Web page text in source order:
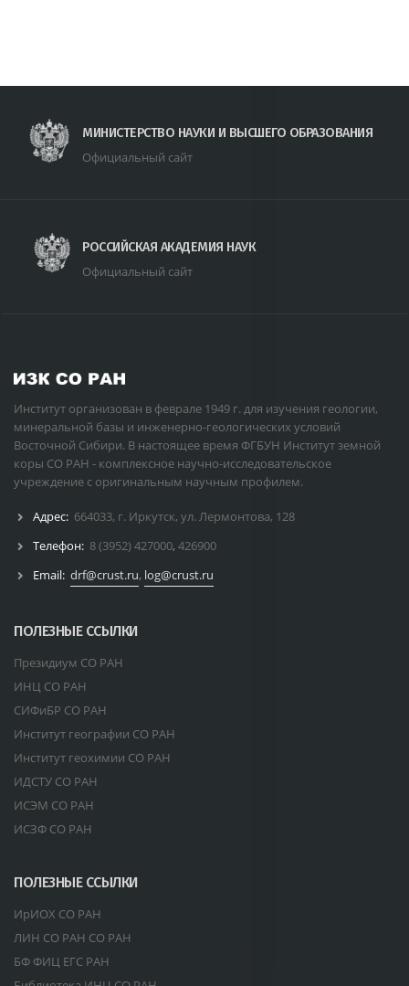
МИНИСТЕРСТВО НАУКИ И ВЫСШЕГО ОБРАЗОВАНИЯ
Официальный сайт
РОССИЙСКАЯ АКАДЕМИЯ НАУК
Официальный сайт
Институт организован в феврале 1949 г. для изучения геологии,
минеральной базы и инженерно-геологических условий
Восточной Сибири. В настоящее время ФГБУН Институт земной
коры СО РАН - комплексное научно-исследовательское
учреждение с оригинальным научным профилем.
Адрес: 664033, г. Иркутск, ул. Лермонтова, 128
Телефон: 8 (3952) 427000, 426900
Email: drf@crust.ru, log@crust.ru
ПОЛЕЗНЫЕ ССЫЛКИ
Президиум СО РАН
ИНЦ СО РАН
СИФиБР СО РАН
Институт географии СО РАН
Институт геохимии СО РАН
ИДСТУ СО РАН
ИСЭМ СО РАН
ИСЗФ СО РАН
ПОЛЕЗНЫЕ ССЫЛКИ
ИрИОХ СО РАН
ЛИН СО РАН СО РАН
БФ ФИЦ ЕГС РАН